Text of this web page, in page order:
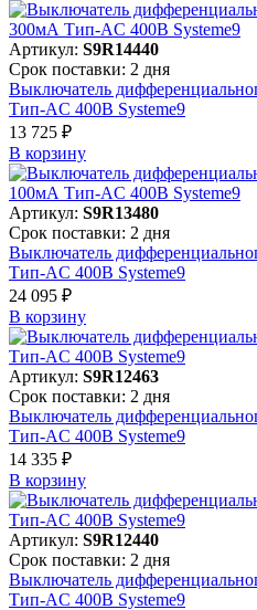
Артикул: S9R14440
Срок поставки: 2 дня
Выключатель
Тип-AC 400В Systeme9
13 725 ₽
В корзинy
Артикул: S9R13480
Срок поставки: 2 дня
Выключатель
Тип-AC 400В Systeme9
24 095 ₽
В корзинy
Артикул: S9R12463
Срок поставки: 2 дня
Выключатель
Тип-AC 400В Systeme9
14 335 ₽
В корзинy
Артикул: S9R12440
Срок поставки: 2 дня
Выключатель
Тип-AC 400В Systeme9